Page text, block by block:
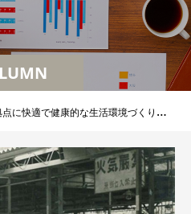
快適で健康的な生活環境づくりを追求